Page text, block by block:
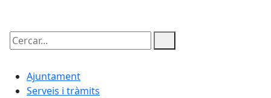
Cercar:
Ajuntament
Serveis i tràmits